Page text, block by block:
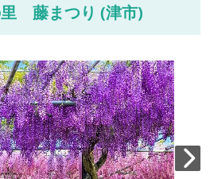
藤まつり (津市)